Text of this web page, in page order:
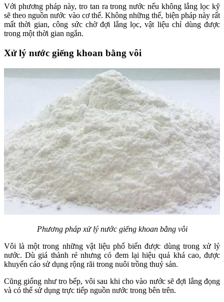
Với phương pháp này, tro tan ra trong nước nếu không lắng lọc kỹ
sẽ theo nguồn nước vào cơ thể. Không những thế, biện pháp này rất
mất thời gian, công sức chờ đợi lắng lọc, vật liệu chỉ dùng được
trong một thời gian ngắn.
Xử lý nước giếng khoan bằng vôi
Phương pháp xử lý nước giếng khoan bằng vôi
Vôi là một trong những vật liệu phổ biến được dùng trong xử lý
nước. Dù giá thành rẻ nhưng có đem lại hiệu quả khá cao, được
khuyến cáo sử dụng rộng rãi trong nuôi trồng thuỷ sản.
Cũng giống như tro bếp, vôi sau khi cho vào nước sẽ đợi lắng đọng
và có thể sử dụng trực tiếp nguồn nước trong bên trên.